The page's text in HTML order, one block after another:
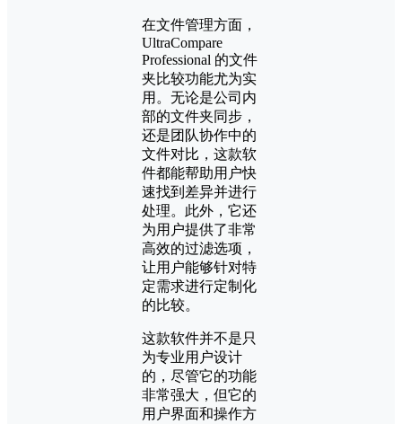
在文件管理方面，
UltraCompare
Professional 的文件
夹比较功能尤为实
用。无论是公司内
部的文件夹同步，
还是团队协作中的
文件对比，这款软
件都能帮助用户快
速找到差异并进行
处理。此外，它还
为用户提供了非常
高效的过滤选项，
让用户能够针对特
定需求进行定制化
的比较。
这款软件并不是只
为专业用户设计
的，尽管它的功能
非常强大，但它的
用户界面和操作方